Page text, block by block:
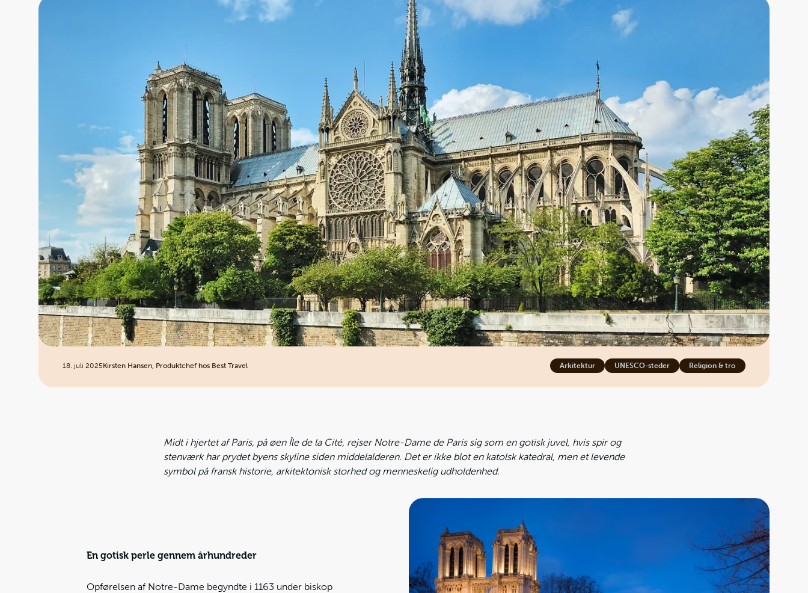
18. juli 2025Kirsten Hansen, Produktchef hos Best Travel Arkitektur UNESCO-steder Religion & tro
Midt i hjertet af Paris, på øen Île de la Cité, rejser Notre-Dame de Paris sig som en gotisk juvel, hvis spir og
stenværk har prydet byens skyline siden middelalderen. Det er ikke blot en katolsk katedral, men et levende
symbol på fransk historie, arkitektonisk storhed og menneskelig udholdenhed.
En gotisk perle gennem århundreder
Opførelsen af Notre-Dame begyndte i 1163 under biskop